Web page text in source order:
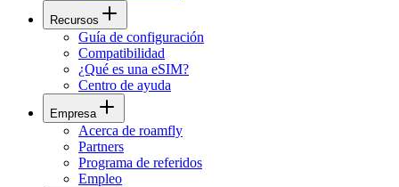
Recursos
Guía de configuración
Compatibilidad
¿Qué es una eSIM?
Centro de ayuda
Empresa
Acerca de roamfly
Partners
Programa de referidos
Empleo